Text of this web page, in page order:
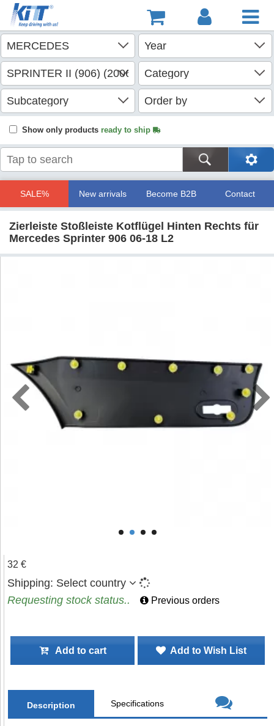
Show only products ready to ship
SALE% New arrivals Become B2B Contact
Zierleiste Stoßleiste Kotflügel Hinten Rechts für
Mercedes Sprinter 906 06-18 L2
32 €
Shipping: Select country
Requesting stock status..
Previous orders
Add to cart Add to Wish List
Description Specifications